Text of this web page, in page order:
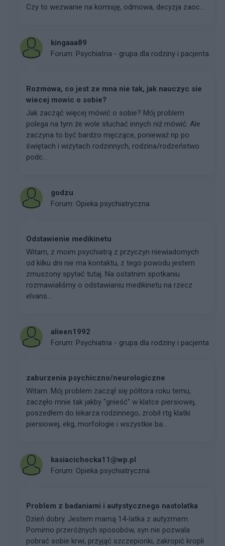
Czy to wezwanie na komisję, odmowa, decyzja zaoc...
kingaaa89
Forum: Psychiatria - grupa dla rodziny i pacjenta
Rozmowa, co jest ze mna nie tak, jak nauczyc sie
wiecej mowic o sobie?
Jak zacząć więcej mówić o sobie? Mój problem
polega na tym że wole słuchać innych niż mówić. Ale
zaczyna to być bardzo męczące, ponieważ np po
świętach i wizytach rodzinnych, rodzina/rodzeństwo
podc...
godzu
Forum: Opieka psychiatryczna
Odstawienie medikinetu
Witam, z moim psychiatrą z przyczyn niewiadomych
od kilku dni nie ma kontaktu, z tego powodu jestem
zmuszony spytać tutaj. Na ostatnim spotkaniu
rozmawialiśmy o odstawianiu medikinetu na rzecz
elvans...
alieen1992
Forum: Psychiatria - grupa dla rodziny i pacjenta
zaburzenia psychiczno/neurologiczne
Witam. Mój problem zaczął się półtora roku temu,
zaczęło mnie tak jakby "gnieść" w klatce piersiowej,
poszedłem do lekarza rodzinnego, zrobił rtg klatki
piersiowej, ekg, morfologie i wszystkie ba...
kasiacichocka11@wp.pl
Forum: Opieka psychiatryczna
Problem z badaniami i autystycznego nastolatka
Dzień dobry. Jestem mamą 14-latka z autyzmem.
Pomimo przeróżnych sposobów, syn nie pozwala
pobrać sobie krwi, przyjąć szczepionki, zakropić kropli